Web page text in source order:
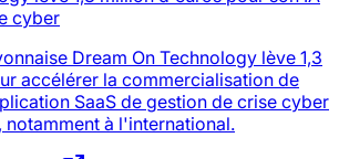
cyber
Dream On Technology lève 1,3
accélérer la commercialisation de
SaaS de gestion de crise cyber
à l'international.